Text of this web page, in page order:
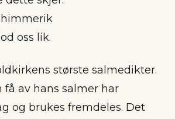
himmerik
oss lik.
største salmedikter.
få av hans salmer har
og brukes fremdeles. Det